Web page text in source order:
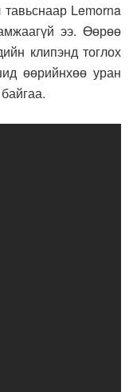
Lemorna
ээ. Өөрөө
клипэнд тоглох
өөрийнхөө уран